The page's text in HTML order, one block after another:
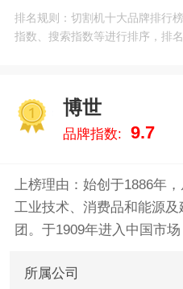
田/MAKITA、马扎克/
菱电机/Mitsubishi、伊萨/
超/Bystronic 。我们致力于
实的数据告诉您切割机什么
排名规则：切割机十大品牌排行
指数、搜索指数等进行排序，排名
博世
品牌指数: 9.7
上榜理由：始创于1886年
工业技术、消费品和能源
团。于1909年进入中国市
间。在过去的112年里，
所属公司